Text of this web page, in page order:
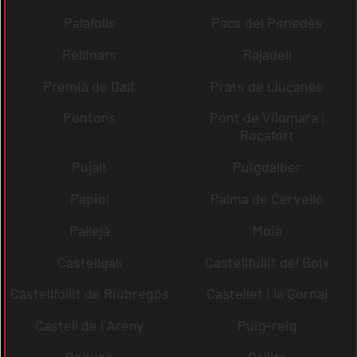
Palafolls
Pacs del Penedès
Rellinars
Rajadell
Premià de Dalt
Prats de Lluçanès
Pontons
Pont de Vilomara i
Rocafort
Pujalt
Puigdàlber
Papiol
Palma de Cervelló
Pallejà
Moià
Castellgalí
Castellfullit del Boix
Castellfollit de Riubregós
Castellet i la Gornal
Castell de l´Areny
Puig-reig